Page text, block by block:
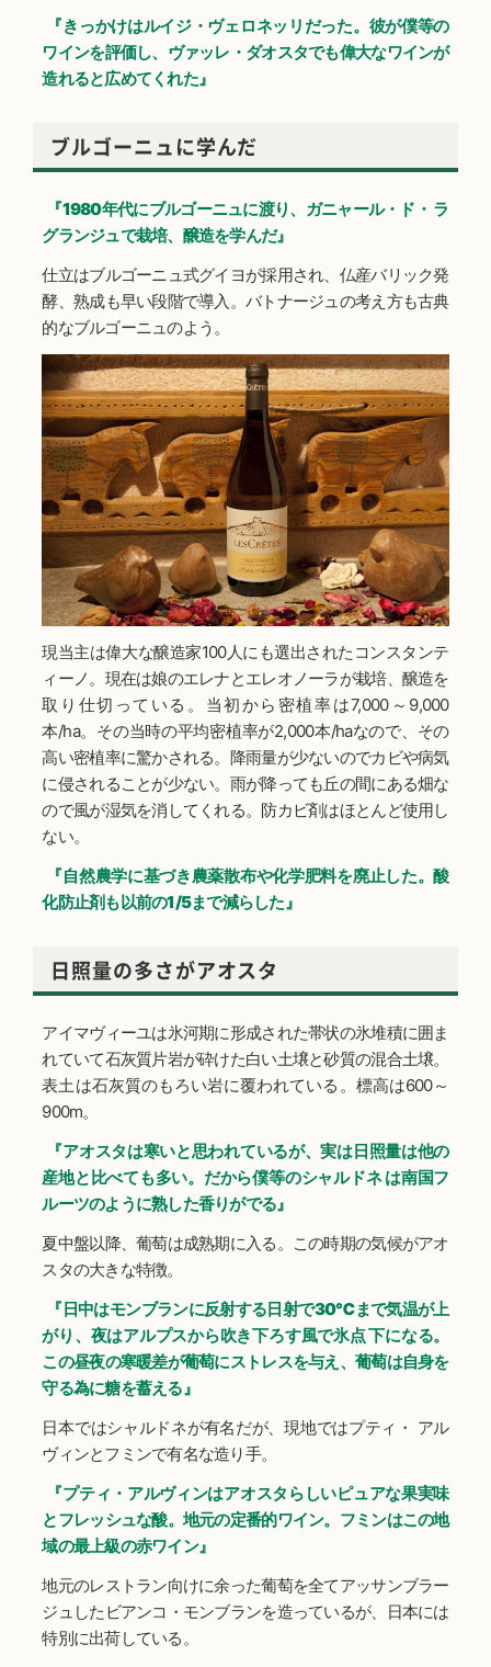
『きっかけはルイジ・ヴェロネッリだった。彼が僕等の
ワインを評価し、ヴァッレ・ダオスタでも偉大なワインが
造れると広めてくれた』
ブルゴーニュに学んだ
『1980年代にブルゴーニュに渡り、ガニャール・ド・ ラ
グランジュで栽培、醸造を学んだ』
仕立はブルゴーニュ式グイヨが採用され、仏産バリック発
酵、熟成も早い段階で導入。バトナージュの考え方も古典
的なブルゴーニュのよう。
現当主は偉大な醸造家100人にも選出されたコンスタンテ
ィーノ。現在は娘のエレナとエレオノーラが栽培、醸造を
取り仕切っている。当初から密植率は7,000～9,000
本/ha。その当時の平均密植率が2,000本/haなので、その
高い密植率に驚かされる。降雨量が少ないのでカビや病気
に侵されることが少ない。雨が降っても丘の間にある畑な
ので風が湿気を消してくれる。防カビ剤はほとんど使用し
ない。
『自然農学に基づき農薬散布や化学肥料を廃止した。酸
化防止剤も以前の1/5まで減らした』
日照量の多さがアオスタ
アイマヴィーユは氷河期に形成された帯状の氷堆積に囲ま
れていて石灰質片岩が砕けた白い土壌と砂質の混合土壌。
表土は石灰質のもろい岩に覆われている。標高は600～
900m。
『アオスタは寒いと思われているが、実は日照量は他の
産地と比べても多い。だから僕等のシャルドネ は南国フ
ルーツのように熟した香りがでる』
夏中盤以降、葡萄は成熟期に入る。この時期の気候がアオ
スタの大きな特徴。
『日中はモンブランに反射する日射で30℃まで気温が上
がり、夜はアルプスから吹き下ろす風で氷点 下になる。
この昼夜の寒暖差が葡萄にストレスを与え、葡萄は自身を
守る為に糖を蓄える』
日本ではシャルドネが有名だが、現地ではプティ・ アル
ヴィンとフミンで有名な造り手。
『プティ・アルヴィンはアオスタらしいピュアな果実味
とフレッシュな酸。地元の定番的ワイン。フミンはこの地
域の最上級の赤ワイン』
地元のレストラン向けに余った葡萄を全てアッサンブラー
ジュしたビアンコ・モンブランを造っているが、日本には
特別に出荷している。